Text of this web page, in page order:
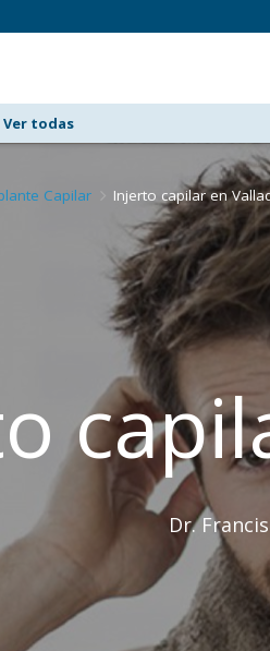
Capilar Injerto capilar en
Dr.
Ver todas